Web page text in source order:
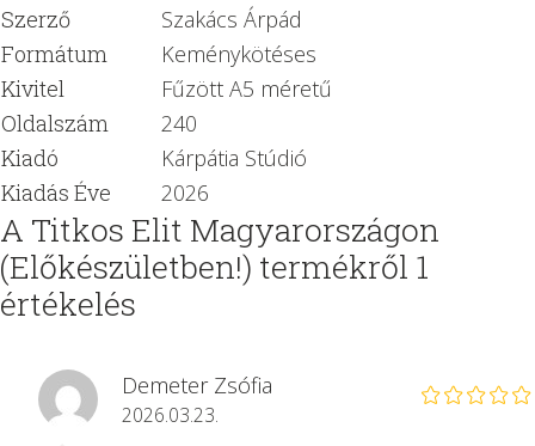
Szerző
Szakács Árpád
Formátum
Keménykötéses
Kivitel
Fűzött A5 méretű
Oldalszám
240
Kiadó
Kárpátia Stúdió
Kiadás Éve
2026
A Titkos Elit Magyarországon
(Előkészületben!) termékről 1
értékelés
Demeter Zsófia
2026.03.23.